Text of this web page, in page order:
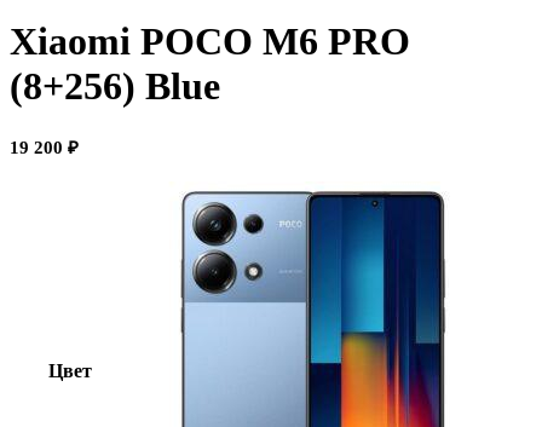
Xiaomi POCO M6 PRO
(8+256) Blue
19 200 ₽
Цвет